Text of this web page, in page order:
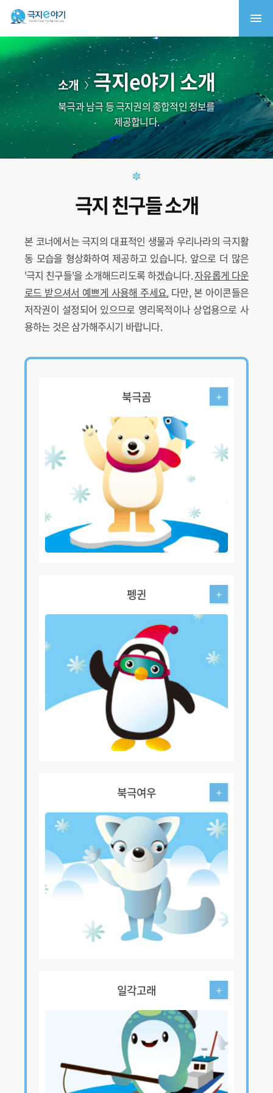
소개 극지e야기 소개
북극과 남극 등 극지권의 종합적인 정보를
제공합니다.
극지 친구들 소개
본 코너에서는 극지의 대표적인 생물과 우리나라의 극지활
동 모습을 형상화하여 제공하고 있습니다. 앞으로 더 많은
'극지 친구들'을 소개해드리도록 하겠습니다.자유롭게 다운
로드 받으셔서 예쁘게 사용해 주세요.다만, 본 아이콘들은
저작권이 설정되어 있으므로 영리목적이나 상업용으로 사
용하는 것은 삼가해주시기 바랍니다.
북극곰 +
펭귄 +
북극여우 +
일각고래 +